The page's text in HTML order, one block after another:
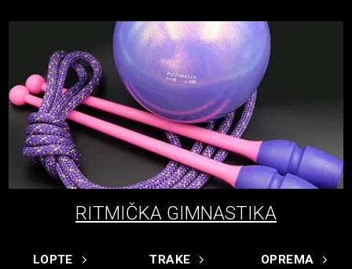
RITMIČKA GIMNASTIKA
LOPTE TRAKE OPREMA